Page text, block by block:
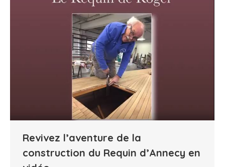
Revivez l’aventure de la
construction du Requin d’Annecy en